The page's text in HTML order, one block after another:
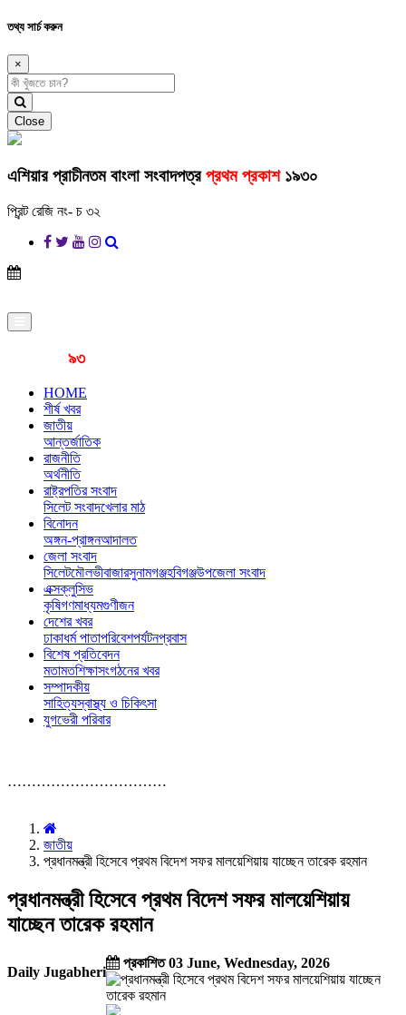
তথ্য সার্চ করুন
×
Close
এশিয়ার প্রাচীনতম বাংলা সংবাদপত্রপ্রথম প্রকাশ১৯৩০
প্রিন্ট রেজি নং- চ ৩২
৯৩বছর
HOME
শীর্ষ খবর
জাতীয়
আন্তর্জাতিক
রাজনীতি
অর্থনীতি
রাষ্ট্রপতির সংবাদ
সিলেট সংবাদখেলার মাঠ
বিনোদন
অঙ্গন-প্রাঙ্গনআদালত
জেলা সংবাদ
সিলেটমৌলভীবাজারসুনামগঞ্জহবিগঞ্জউপজেলা সংবাদ
এক্সক্লুসিভ
কৃষিগণমাধ্যমগুণীজন
দেশের খবর
ঢাকাধর্ম পাতাপরিবেশপর্যটনপ্রবাস
বিশেষ প্রতিবেদন
মতামতশিক্ষাসংগঠনের খবর
সম্পাদকীয়
সাহিত্যস্বাস্থ্য ও চিকিৎসা
যুগভেরী পরিবার
……………………………
জাতীয়
প্রধানমন্ত্রী হিসেবে প্রথম বিদেশ সফর মালয়েশিয়ায় যাচ্ছেন তারেক রহমান
প্রধানমন্ত্রী হিসেবে প্রথম বিদেশ সফর মালয়েশিয়ায়
যাচ্ছেন তারেক রহমান
Daily Jugabheri
প্রকাশিত 03 June, Wednesday, 2026